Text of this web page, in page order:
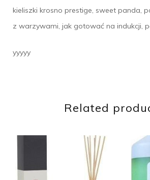
kieliszki krosno prestige, sweet panda,
z warzywami, jak gotować na indukcji,
yyyyy
Related